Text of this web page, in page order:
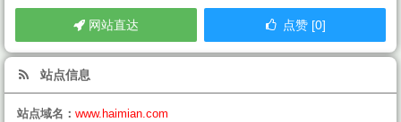
网站直达 点赞 [0]
站点信息
站点域名： www.haimian.com